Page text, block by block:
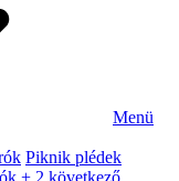
Menü
Piknik plédek
+ 2 következő